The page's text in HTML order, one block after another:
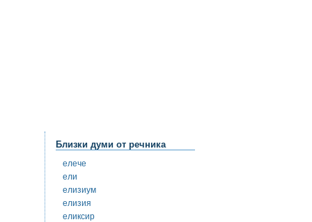
Близки думи от речника
елече
ели
елизиум
елизия
еликсир